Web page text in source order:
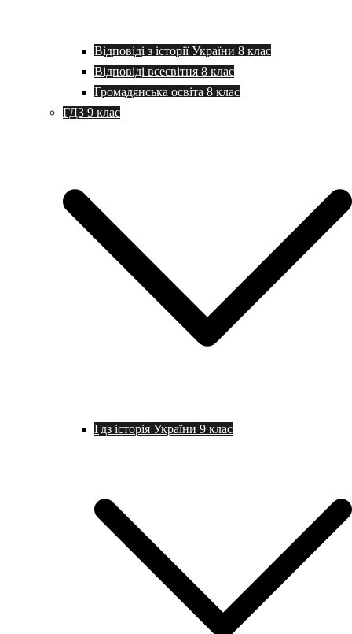
Відповіді з історії України 8 клас
Відповіді всесвітня 8 клас
Громадянська освіта 8 клас
ГДЗ 9 клас
Гдз історія України 9 клас